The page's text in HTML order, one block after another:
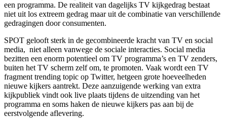
een programma. De realiteit van dagelijks TV kijkgedrag bestaat
niet uit los extreem gedrag maar uit de combinatie van verschillende
gedragingen door consumenten.
SPOT gelooft sterk in de gecombineerde kracht van TV en social
media, niet alleen vanwege de sociale interacties. Social media
bezitten een enorm potentieel om TV programma’s en TV zenders,
buiten het TV scherm zelf om, te promoten. Vaak wordt een TV
fragment trending topic op Twitter, hetgeen grote hoeveelheden
nieuwe kijkers aantrekt. Deze aanzuigende werking van extra
kijkpubliek vindt ook live plaats tijdens de uitzending van het
programma en soms haken de nieuwe kijkers pas aan bij de
eerstvolgende aflevering.